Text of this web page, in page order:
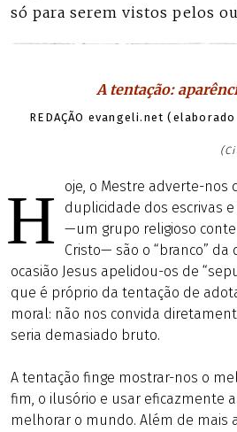
só para serem vistos pelos
A tentação:
REDAÇÃO evangeli.net
H
oje, o Mestre adverte-nos
duplicidade dos escrivas
—um grupo religioso
Cristo— são o “branco”
ocasião Jesus apelidou-os de
que é próprio da tentação de
moral: não nos convida
seria demasiado bruto.
A tentação finge mostrar-nos o
fim, o ilusório e usar eficazmente
melhorar o mundo. Além de mais